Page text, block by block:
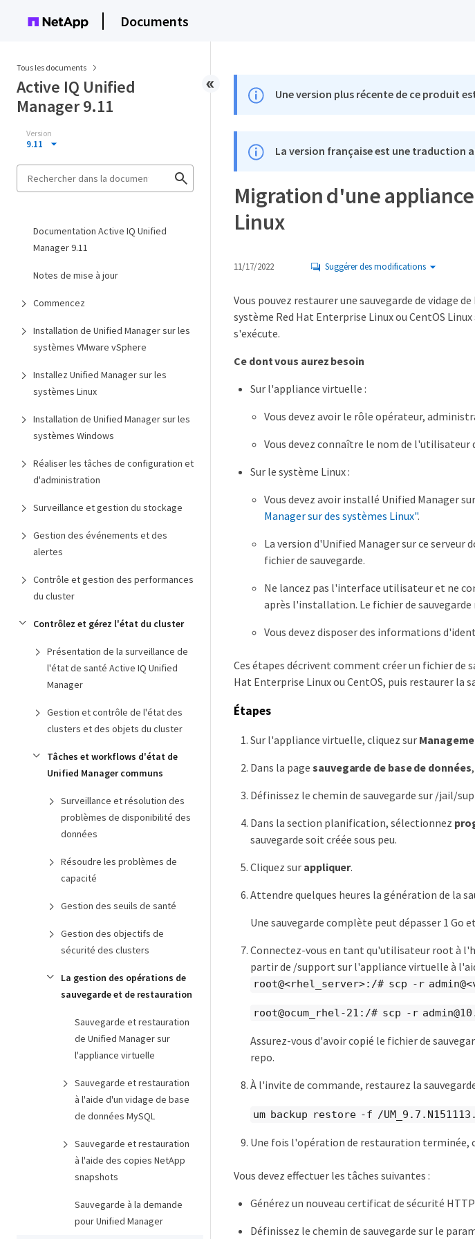
Documents
Tous les documents
Active IQ Unified
Manager 9.11
Version
9.11
Documentation Active IQ Unified
Manager 9.11
Notes de mise à jour
Commencez
Installation de Unified Manager sur les
systèmes VMware vSphere
Installez Unified Manager sur les
systèmes Linux
Installation de Unified Manager sur les
systèmes Windows
Réaliser les tâches de configuration et
d'administration
Surveillance et gestion du stockage
Gestion des événements et des
alertes
Contrôle et gestion des performances
du cluster
Contrôlez et gérez l'état du cluster
Présentation de la surveillance de
l'état de santé Active IQ Unified
Manager
Gestion et contrôle de l'état des
clusters et des objets du cluster
Tâches et workflows d'état de
Unified Manager communs
Surveillance et résolution des
problèmes de disponibilité des
données
Résoudre les problèmes de
capacité
Gestion des seuils de santé
Gestion des objectifs de
sécurité des clusters
La gestion des opérations de
sauvegarde et de restauration
Sauvegarde et restauration
de Unified Manager sur
l'appliance virtuelle
Sauvegarde et restauration
à l'aide d'un vidage de base
de données MySQL
Sauvegarde et restauration
à l'aide des copies NetApp
snapshots
Sauvegarde à la demande
pour Unified Manager
Une version plus récente de ce produit
La version française est une traduction
Migration d'une
Linux
11/17/2022 Suggérer des modifications
Vous pouvez restaurer une sauvegarde de vidage
système Red Hat Enterprise Linux ou CentOS
s'exécute.
Ce dont vous aurez besoin
Sur l'appliance virtuelle :
Vous devez avoir le rôle opérateur,
Vous devez connaître le nom de
Sur le système Linux :
Vous devez avoir installé Unified Manager
Manager sur des systèmes Linux".
La version d'Unified Manager sur ce
fichier de sauvegarde.
Ne lancez pas l'interface utilisateur et ne
après l'installation. Le fichier de
Vous devez disposer des informations
Ces étapes décrivent comment créer un fichier de
Hat Enterprise Linux ou CentOS, puis restaurer la
Étapes
Sur l'appliance virtuelle, cliquez sur
Dans la page sauvegarde de base de données
Définissez le chemin de sauvegarde sur /jail/
Dans la section planification, sélectionnez
sauvegarde soit créée sous peu.
Cliquez sur appliquer.
Attendre quelques heures la génération de la
Une sauvegarde complète peut dépasser 1
Connectez-vous en tant qu'utilisateur root à
partir de /support sur l'appliance virtuelle à
root@<rhel_server>:/# scp -r
root@ocum_rhel-21:/# scp -r
Assurez-vous d'avoir copié le fichier de
repo.
À l'invite de commande, restaurez la
um backup restore -f /
Une fois l'opération de restauration terminée,
Vous devez effectuer les tâches suivantes :
Générez un nouveau certificat de sécurité
Définissez le chemin de sauvegarde sur le